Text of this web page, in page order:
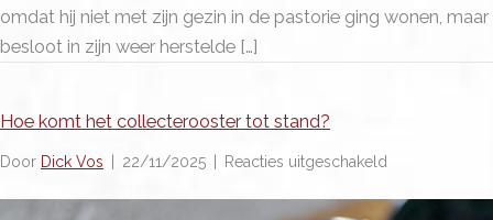
omdat hij niet met zijn gezin in de pastorie ging wonen, maar
besloot in zijn weer herstelde […]
Hoe komt het collecterooster tot stand?
Door Dick Vos 22/11/2025 Reacties uitgeschakeld